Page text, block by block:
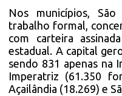
Nos municípios,
trabalho formal,
com carteira
estadual. A capital
sendo 831 apenas na
Imperatriz (61.350
Açailândia (18.269) e